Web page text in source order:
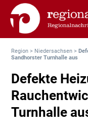
Region > Niedersachsen >
Sandhorster Turnhalle aus
Defekte
Turnhalle